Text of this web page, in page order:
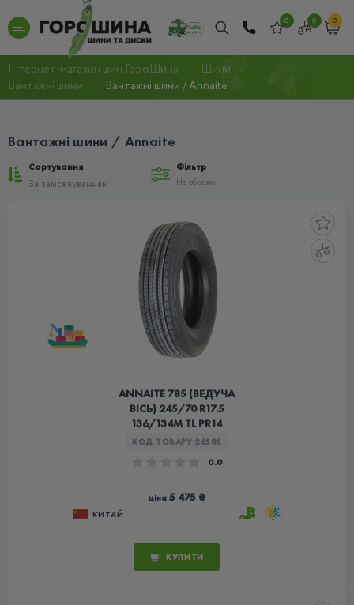
0 0 0
Інтернет-магазин шин ГороШина
Шини
Вантажнi шини
Вантажнi шини / Annaite
Вантажнi шини / Annaite
Сортування
Фільтр
Не обрано
ANNAITE 785 (ВЕДУЧА
ВІСЬ) 245/70 R17.5
136/134М TL PR14
КОД ТОВАРУ:26586
0.0
ціна5 475 ₴
КИТАЙ
КУПИТИ